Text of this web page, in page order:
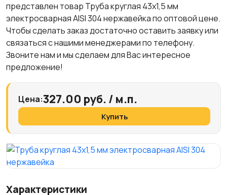
представлен товар Труба круглая 43х1,5 мм
электросварная AISI 304 нержавейка по оптовой цене.
Чтобы сделать заказ достаточно оставить заявку или
связаться с нашими менеджерами по телефону.
Звоните нам и мы сделаем для Вас интересное
предложение!
Цена:327.00 руб. / м.п.
Купить
Характеристики